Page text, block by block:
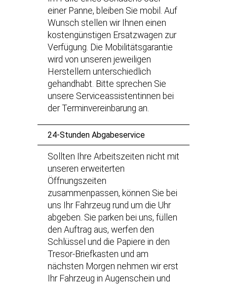
einer Panne, bleiben Sie mobil. Auf
Wunsch stellen wir Ihnen einen
kostengünstigen Ersatzwagen zur
Verfügung. Die Mobilitätsgarantie
wird von unseren jeweiligen
Herstellern unterschiedlich
gehandhabt. Bitte sprechen Sie
unsere Serviceassistentinnen bei
der Terminvereinbarung an.
24-Stunden Abgabeservice
Sollten Ihre Arbeitszeiten nicht mit
unseren erweiterten
Öffnungszeiten
zusammenpassen, können Sie bei
uns Ihr Fahrzeug rund um die Uhr
abgeben. Sie parken bei uns, füllen
den Auftrag aus, werfen den
Schlüssel und die Papiere in den
Tresor-Briefkasten und am
nächsten Morgen nehmen wir erst
Ihr Fahrzeug in Augenschein und